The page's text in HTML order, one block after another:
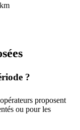
?
proposent
ou pour les